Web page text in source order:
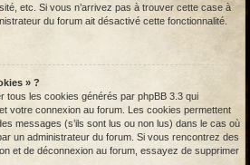
etc. Si vous n’arrivez pas à trouver cette case à
du forum ait désactivé cette fonctionnalité.
» ?
tous les cookies générés par phpBB 3.3 qui
votre connexion au forum. Les cookies permettent
messages (s’ils sont lus ou non lus) dans le cas où
un administrateur du forum. Si vous rencontrez des
et de déconnexion au forum, essayez de supprimer